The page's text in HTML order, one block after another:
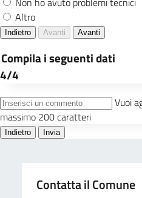
Contatta il Comune